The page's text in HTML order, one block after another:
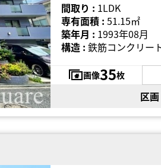
間取り : 1LDK
専有面積 : 51.15㎡
築年月 : 1993年08月
構造 : 鉄筋コンクリー
画像35枚
区